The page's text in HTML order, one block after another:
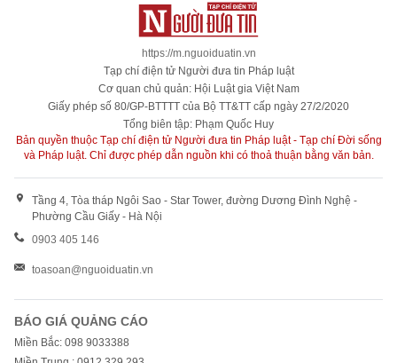
https://m.nguoiduatin.vn
Tạp chí điện tử Người đưa tin Pháp luật
Cơ quan chủ quản: Hội Luật gia Việt Nam
Giấy phép số 80/GP-BTTTT của Bộ TT&TT cấp ngày 27/2/2020
Tổng biên tập: Phạm Quốc Huy
Bản quyền thuộc Tạp chí điện tử Người đưa tin Pháp luật - Tạp chí Đời sống
và Pháp luật. Chỉ được phép dẫn nguồn khi có thoả thuận bằng văn bản.
Tầng 4, Tòa tháp Ngôi Sao - Star Tower, đường Dương Đình Nghệ -
Phường Cầu Giấy - Hà Nội
0903 405 146
toasoan@nguoiduatin.vn
BÁO GIÁ QUẢNG CÁO
Miền Bắc: 098 9033388